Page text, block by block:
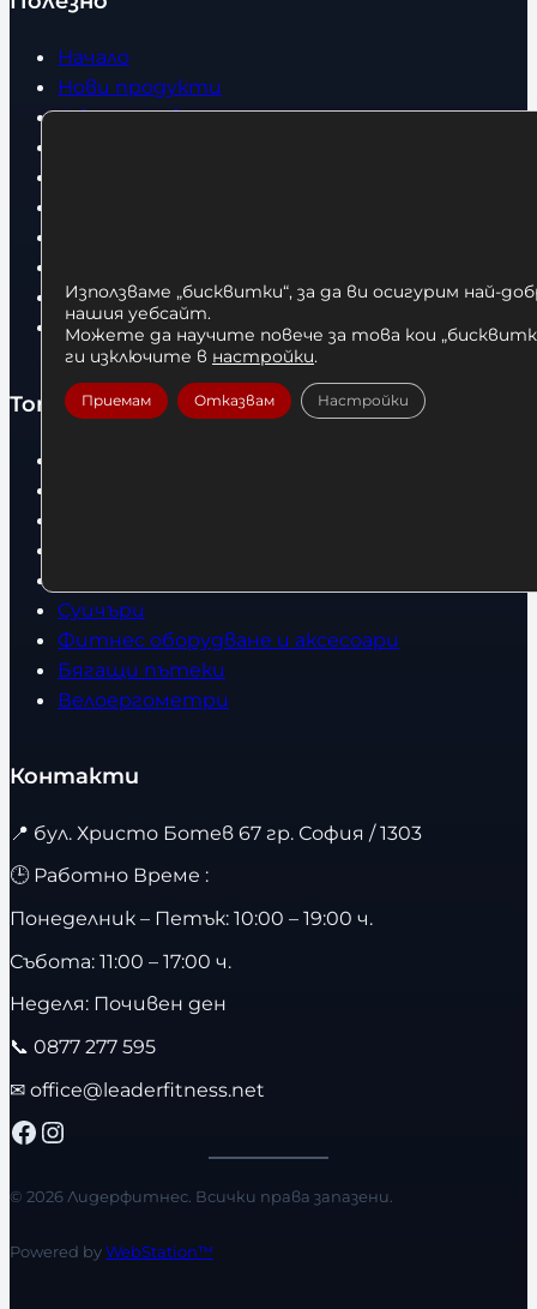
Начало
Нови продукти
Общи условия
Контакти
Статии
Топ категории
Суичъри
Фитнес оборудване и аксесоари
Бягащи пътеки
Велоергометри
Контакти
📍 бул. Христо Ботев 67 гр. София / 1303
🕒 Работно Време :
Понеделник – Петък: 10:00 – 19:00 ч.
Събота: 11:00 – 17:00 ч.
Неделя: Почивен ден
📞 0877 277 595
✉ office@leaderfitness.net
Facebook Instagram
© 2026 Лидерфитнес. Всички права запазени.
Powered byWebStation™
Използваме „бисквитки“, за да ви осигурим най-
нашия уебсайт.
Можете да научите повече за това кои
ги изключите в настройки.
Приемам Отказвам Настройки